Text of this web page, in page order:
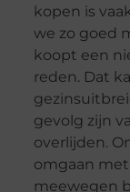
kopen is
we zo goed
koopt een
reden. Dat
gevolg zijn
overlijden.
omgaan
meewegen